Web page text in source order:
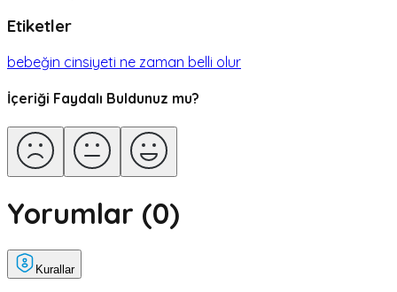
Etiketler
bebeğin cinsiyeti ne zaman belli olur
İçeriği Faydalı Buldunuz mu?
Yorumlar (0)
Kurallar